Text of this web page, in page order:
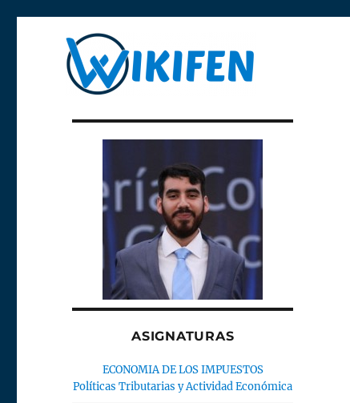
Wikifen
ASIGNATURAS
ECONOMIA DE LOS IMPUESTOS
Políticas Tributarias y Actividad Económica